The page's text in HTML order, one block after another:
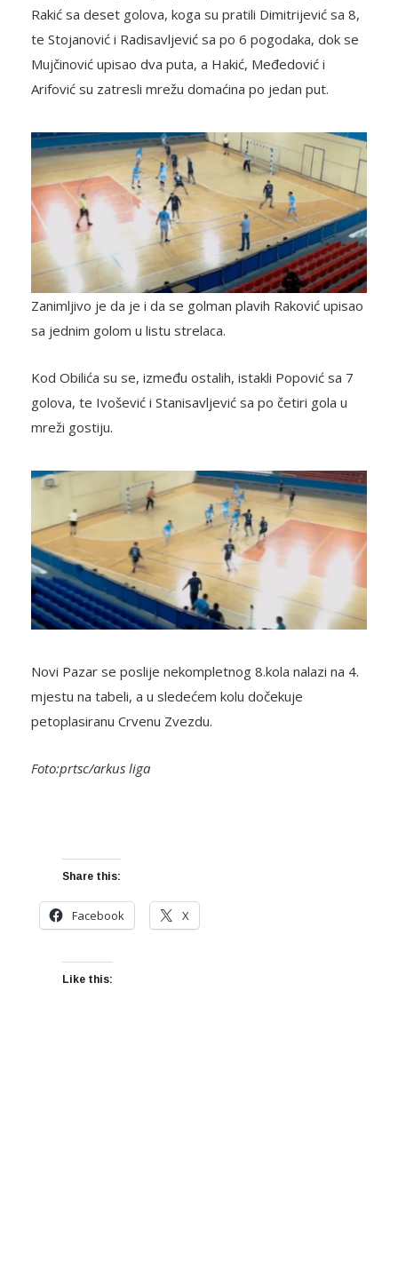
Rakić sa deset golova, koga su pratili Dimitrijević sa 8,
te Stojanović i Radisavljević sa po 6 pogodaka, dok se
Mujčinović upisao dva puta, a Hakić, Međedović i
Arifović su zatresli mrežu domaćina po jedan put.
Zanimljivo je da je i da se golman plavih Raković upisao
sa jednim golom u listu strelaca.
Kod Obilića su se, između ostalih, istakli Popović sa 7
golova, te Ivošević i Stanisavljević sa po četiri gola u
mreži gostiju.
Novi Pazar se poslije nekompletnog 8.kola nalazi na 4.
mjestu na tabeli, a u sledećem kolu dočekuje
petoplasiranu Crvenu Zvezdu.
Foto:prtsc/arkus liga
Share this:
Facebook X
Like this: